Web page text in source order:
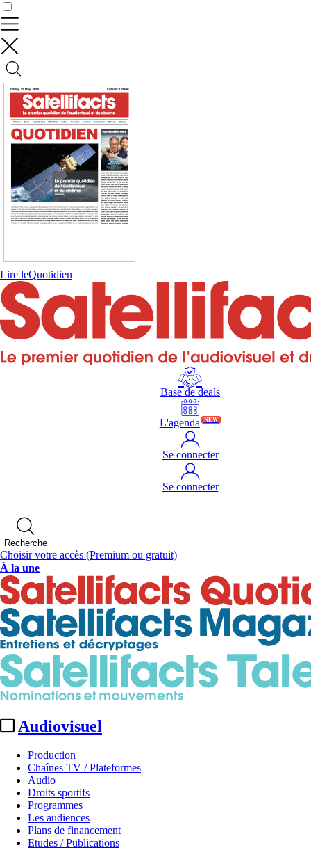
Lire leQuotidien
Base de deals
L'agenda NEW
Se connecter
Se connecter
Recherche
Choisir votre accès (Premium ou gratuit)
À la une
Audiovisuel
Production
Chaînes TV / Plateformes
Audio
Droits sportifs
Programmes
Les audiences
Plans de financement
Etudes / Publications
Contrôler vos données